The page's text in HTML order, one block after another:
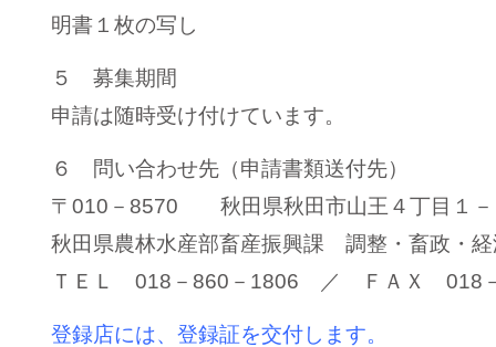
明書１枚の写し
５ 募集期間
申請は随時受け付けています。
６ 問い合わせ先（申請書類送付先）
〒010－8570 秋田県秋田市山王４丁目１－
秋田県農林水産部畜産振興課 調整・畜政・経
ＴＥＬ 018－860－1806 ／ ＦＡＸ 018
登録店には、登録証を交付します。